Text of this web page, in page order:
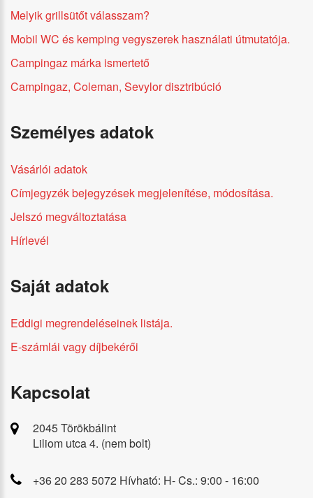
Melyik grillsütőt válasszam?
Mobil WC és kemping vegyszerek használati útmutatója.
Campingaz márka ismertető
Campingaz, Coleman, Sevylor disztribúció
Személyes adatok
Vásárlói adatok
Címjegyzék bejegyzések megjelenítése, módosítása.
Jelszó megváltoztatása
Hírlevél
Saját adatok
Eddigi megrendeléseinek listája.
E-számlái vagy díjbekérői
Kapcsolat
2045 Törökbálint
Liliom utca 4. (nem bolt)
+36 20 283 5072 Hívható: H- Cs.: 9:00 - 16:00